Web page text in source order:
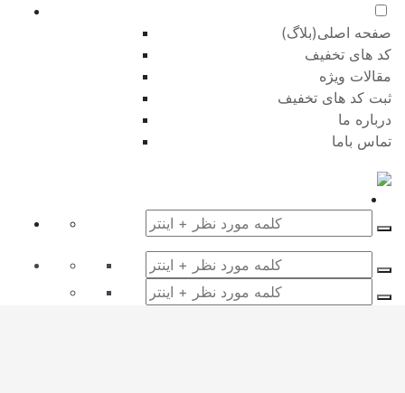
صفحه اصلی(بلاگ)
کد های تخفیف
مقالات ویژه
ثبت کد های تخفیف
درباره ما
تماس باما